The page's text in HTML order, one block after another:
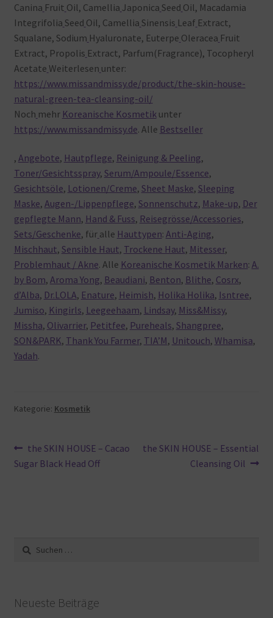
Canina Fruit Oil, Camellia Japonica Seed Oil, Macadamia
Integrifolia Seed Oil, Camellia Sinensis Leaf Extract,
Squalane, Sodium Hyaluronate, Euterpe Oleracea Fruit
Extract, Propolis Extract, Parfum(Fragrance), Tocopheryl
Acetate Weiterlesen unter:
https://www.missandmissy.de/product/the-skin-house-
natural-green-tea-cleansing-oil/
Noch mehr Koreanische Kosmetikunter
https://www.missandmissy.de. Alle Bestseller
, Angebote, Hautpflege, Reinigung & Peeling,
Toner/Gesichtsspray, Serum/Ampoule/Essence,
Gesichtsöle, Lotionen/Creme, Sheet Maske, Sleeping
Maske, Augen-/Lippenpflege, Sonnenschutz, Make-up, Der
gepflegte Mann, Hand & Fuss, Reisegrösse/Accessories,
Sets/Geschenke, für alle Hauttypen: Anti-Aging,
Mischhaut, Sensible Haut, Trockene Haut, Mitesser,
Problemhaut / Akne. Alle Koreanische Kosmetik Marken: A.
by Bom, Aroma Yong, Beaudiani, Benton, Blithe, Cosrx,
d’Alba, Dr.LOLA, Enature, Heimish, Holika Holika, Isntree,
Jumiso, Kingirls, Leegeehaam, Lindsay, Miss&Missy,
Missha, Olivarrier, Petitfee, Pureheals, Shangpree,
SON&PARK, Thank You Farmer, TIA’M, Unitouch, Whamisa,
Yadah.
Kategorie: Kosmetik
Beitragsnavigation
Vorheriger
Beitrag:
the SKIN HOUSE – Cacao
Sugar Black Head Off
Nächster
the SKIN HOUSE – Essential
Cleansing Oil
Suche
nach:
Neueste Beiträge